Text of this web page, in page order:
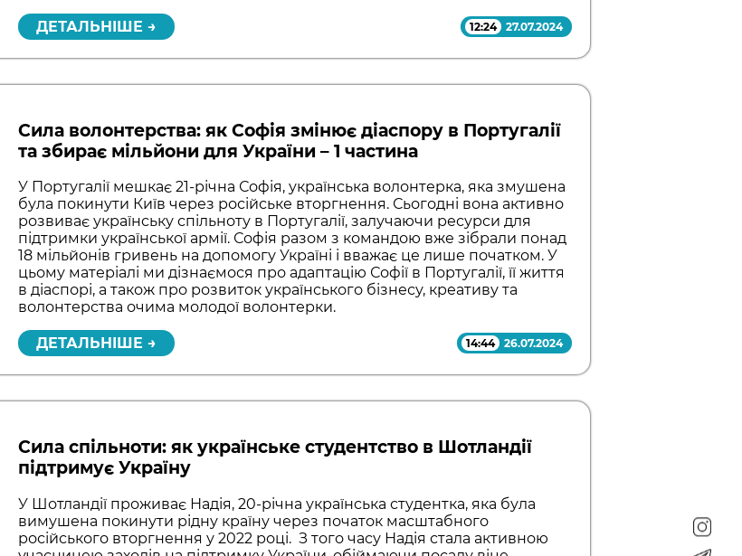
ДЕТАЛЬНІШЕ → 12:24 27.07.2024
Сила волонтерства: як Софія змінює діаспору в Португалії
та збирає мільйони для України – 1 частина
У Португалії мешкає 21-річна Софія, українська волонтерка, яка змушена
була покинути Київ через російське вторгнення. Сьогодні вона активно
розвиває українську спільноту в Португалії, залучаючи ресурси для
підтримки української армії. Софія разом з командою вже зібрали понад
18 мільйонів гривень на допомогу Україні і вважає це лише початком. У
цьому матеріалі ми дізнаємося про адаптацію Софії в Португалії, її життя
в діаспорі, а також про розвиток українського бізнесу, креативу та
волонтерства очима молодої волонтерки.
ДЕТАЛЬНІШЕ → 14:44 26.07.2024
Сила спільноти: як українське студентство в Шотландії
підтримує Україну
У Шотландії проживає Надія, 20-річна українська студентка, яка була
вимушена покинути рідну країну через початок масштабного
російського вторгнення у 2022 році. З того часу Надія стала активною